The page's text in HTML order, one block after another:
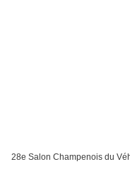
28e Salon Champenois du